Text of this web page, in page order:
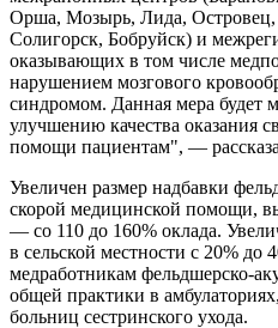
Орша, Мозырь, Лида,
Солигорск, Бобруйск) и
оказывающих в том числе
нарушением мозгового
синдромом. Данная мера будет
улучшению качества оказания
помощи пациентам", —
Увеличен размер надбавки
скорой медицинской помощи,
— со 110 до 160% оклада.
в сельской местности с 20% до
медработникам фельдшерско-
общей практики в
больниц сестринского ухода.